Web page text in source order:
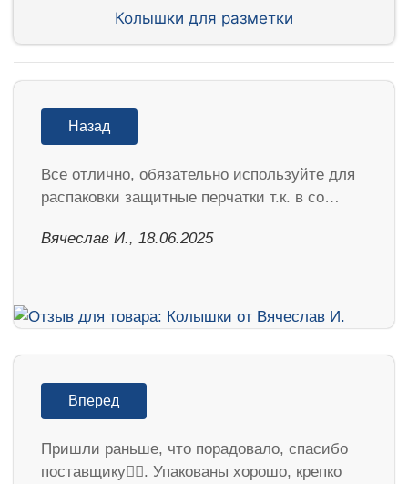
Колышки для разметки
Назад
Все отлично, обязательно используйте для
распаковки защитные перчатки т.к. в со…
Вячеслав И., 18.06.2025
Вперед
Пришли раньше, что порадовало, спасибо
поставщику👍🏻. Упакованы хорошо, крепко